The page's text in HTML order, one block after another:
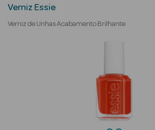
Cabelo
Profissional
Verniz
Verniz Essie
Verniz de Unhas Acabamento Brilhante